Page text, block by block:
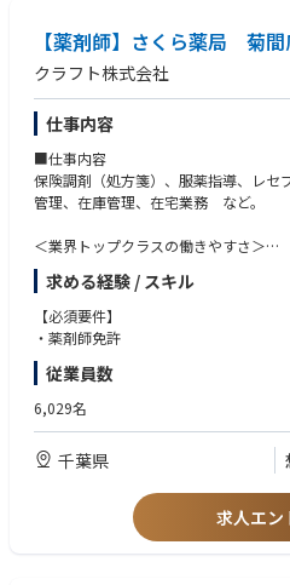
躍できる環境です
業界トップクラスの認定薬局数や多様
の志向性に合わせて異動することも可能
現場での調剤業務にとどまらず、本社
など大手調剤チェーンならではの多様
【薬剤師】さくら薬局 菊
クラフト株式会社
仕事内容
■仕事内容
保険調剤（処方箋）、服薬指導、レセ
管理、在庫管理、在宅業務 など。
＜業界トップクラスの働きやすさ＞
業界最多クラスの年間休日126日＋有
減や希望休など、どなたにとっても働
充実した手当や福利厚生、育児支援制
ため、長く働いていただけます
も45％と高い水準です
全国に800店舗以上展開。転居の際も
生活スタートが可能です
＜薬剤師として成長、活躍できる環境
中途入社者への導入・フォロー研修が
スタートしていただけます
求める経験 / スキル
【必須要件】
・薬剤師免許
従業員数
6,029名
千葉県
求人エン